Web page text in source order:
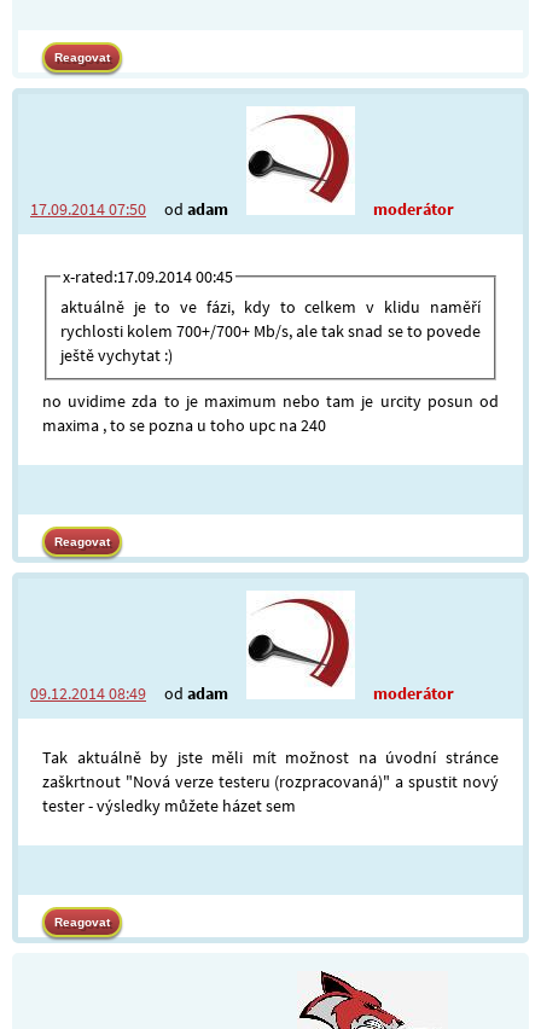
17.09.2014 07:50 od adam moderátor
x-rated:17.09.2014 00:45
aktuálně je to ve fázi, kdy to celkem v klidu naměří
rychlosti kolem 700+/700+ Mb/s, ale tak snad se to povede
ještě vychytat :)
no uvidime zda to je maximum nebo tam je urcity posun od
maxima , to se pozna u toho upc na 240
09.12.2014 08:49 od adam moderátor
Tak aktuálně by jste měli mít možnost na úvodní stránce
zaškrtnout "Nová verze testeru (rozpracovaná)" a spustit nový
tester - výsledky můžete házet sem